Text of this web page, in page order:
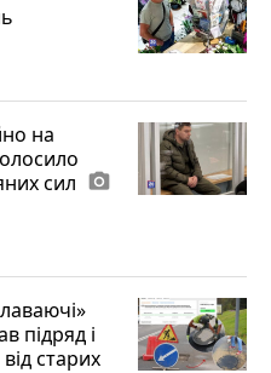
на
сил photo_camera
підряд і
старих